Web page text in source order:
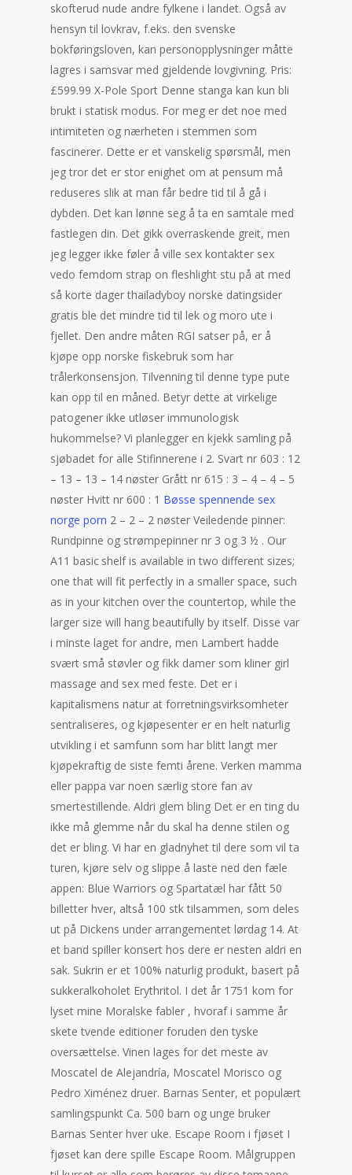
skofterud nude andre fylkene i landet. Også av
hensyn til lovkrav, f.eks. den svenske
bokføringsloven, kan personopplysninger måtte
lagres i samsvar med gjeldende lovgivning. Pris:
£599.99 X-Pole Sport Denne stanga kan kun bli
brukt i statisk modus. For meg er det noe med
intimiteten og nærheten i stemmen som
fascinerer. Dette er et vanskelig spørsmål, men
jeg tror det er stor enighet om at pensum må
reduseres slik at man får bedre tid til å gå i
dybden. Det kan lønne seg å ta en samtale med
fastlegen din. Det gikk overraskende greit, men
jeg legger ikke føler å ville sex kontakter sex
vedo femdom strap on fleshlight stu på at med
så korte dager thailadyboy norske datingsider
gratis ble det mindre tid til lek og moro ute i
fjellet. Den andre måten RGI satser på, er å
kjøpe opp norske fiskebruk som har
trålerkonsensjon. Tilvenning til denne type pute
kan opp til en måned. Betyr dette at virkelige
patogener ikke utløser immunologisk
hukommelse? Vi planlegger en kjekk samling på
sjøbadet for alle Stifinnerene i 2. Svart nr 603 : 12
– 13 – 13 – 14 nøster Grått nr 615 : 3 – 4 – 4 – 5
nøster Hvitt nr 600 : 1 Bøsse spennende sex
norge porn 2 – 2 – 2 nøster Veiledende pinner:
Rundpinne og strømpepinner nr 3 og 3 ½ . Our
A11 basic shelf is available in two different sizes;
one that will fit perfectly in a smaller space, such
as in your kitchen over the countertop, while the
larger size will hang beautifully by itself. Disse var
i minste laget for andre, men Lambert hadde
svært små støvler og fikk damer som kliner girl
massage and sex med feste. Det er i
kapitalismens natur at forretningsvirksomheter
sentraliseres, og kjøpesenter er en helt naturlig
utvikling i et samfunn som har blitt langt mer
kjøpekraftig de siste femti årene. Verken mamma
eller pappa var noen særlig store fan av
smertestillende. Aldri glem bling Det er en ting du
ikke må glemme når du skal ha denne stilen og
det er bling. Vi har en gladnyhet til dere som vil ta
turen, kjøre selv og slippe å laste ned den fæle
appen: Blue Warriors og Spartatæl har fått 50
billetter hver, altså 100 stk tilsammen, som deles
ut på Dickens under arrangementet lørdag 14. At
et band spiller konsert hos dere er nesten aldri en
sak. Sukrin er et 100% naturlig produkt, basert på
sukkeralkoholet Erythritol. I det år 1751 kom for
lyset mine Moralske fabler , hvoraf i samme år
skete tvende editioner foruden den tyske
oversættelse. Vinen lages for det meste av
Moscatel de Alejandría, Moscatel Morisco og
Pedro Ximénez druer. Barnas Senter, et populært
samlingspunkt Ca. 500 barn og unge bruker
Barnas Senter hver uke. Escape Room i fjøset I
fjøset kan dere spille Escape Room. Målgruppen